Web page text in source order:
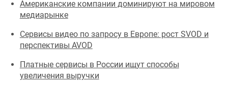
Американские компании доминируют на мировом
медиарынке
Сервисы видео по запросу в Европе: рост SVOD и
перспективы AVOD
Платные сервисы в России ищут способы
увеличения выручки